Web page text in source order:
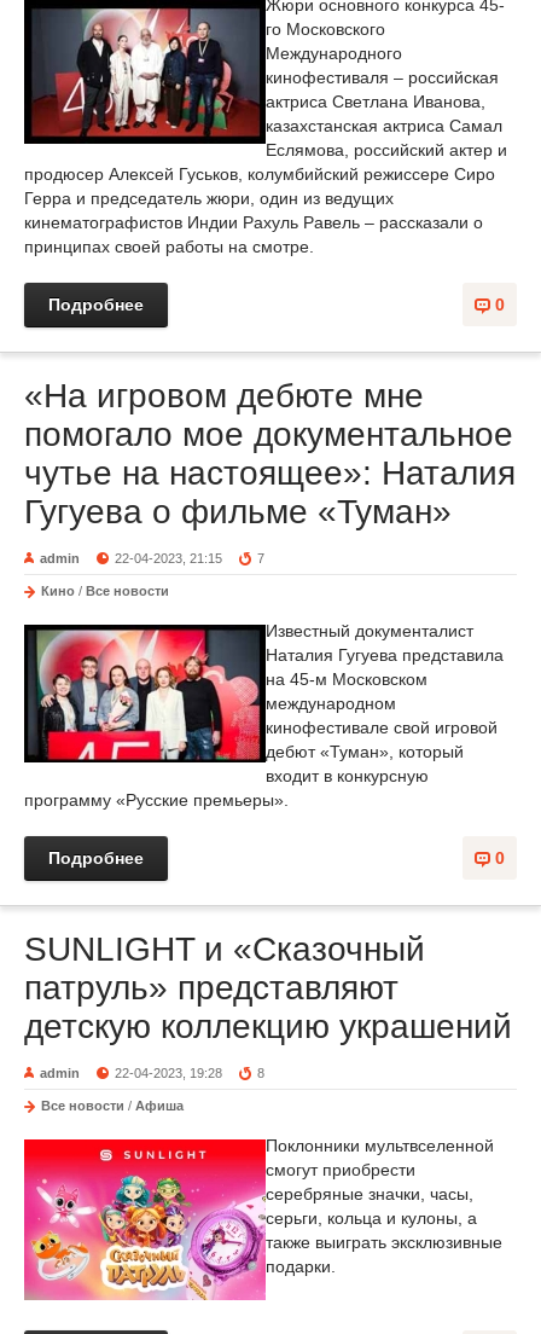
Жюри основного конкурса 45-
го Московского
Международного
кинофестиваля – российская
актриса Светлана Иванова,
казахстанская актриса Самал
Еслямова, российский актер и
продюсер Алексей Гуськов, колумбийский режиссере Сиро
Герра и председатель жюри, один из ведущих
кинематографистов Индии Рахуль Равель – рассказали о
принципах своей работы на смотре.
0
Подробнее
«На игровом дебюте мне
помогало мое документальное
чутье на настоящее»: Наталия
Гугуева о фильме «Туман»
admin 22-04-2023, 21:15 7
Кино / Все новости
Известный документалист
Наталия Гугуева представила
на 45-м Московском
международном
кинофестивале свой игровой
дебют «Туман», который
входит в конкурсную
программу «Русские премьеры».
0
Подробнее
SUNLIGHT и «Сказочный
патруль» представляют
детскую коллекцию украшений
admin 22-04-2023, 19:28 8
Все новости / Афиша
Поклонники мультвселенной
смогут приобрести
серебряные значки, часы,
серьги, кольца и кулоны, а
также выиграть эксклюзивные
подарки.